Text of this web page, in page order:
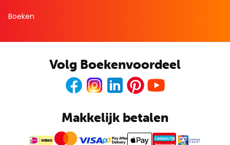
Boeken
Volg Boekenvoordeel
FacebookInstagramLinkedInPinterest
Makkelijk betalen
CADEAUTJE